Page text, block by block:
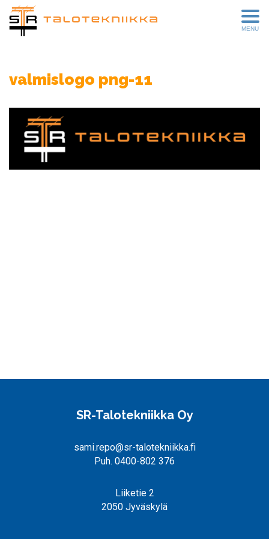
MENU
valmislogo png-11
SR-Talotekniikka Oy
sami.repo@sr-talotekniikka.fi
Puh. 0400-802 376
Liiketie 2
2050 Jyväskylä